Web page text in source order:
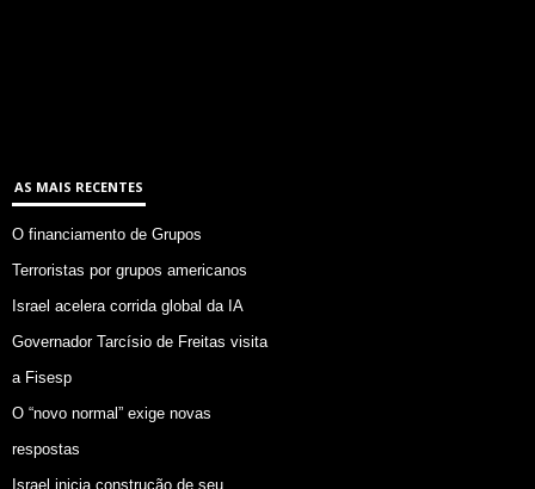
AS MAIS RECENTES
O financiamento de Grupos
Terroristas por grupos americanos
Israel acelera corrida global da IA
Governador Tarcísio de Freitas visita
a Fisesp
O “novo normal” exige novas
respostas
Israel inicia construção de seu